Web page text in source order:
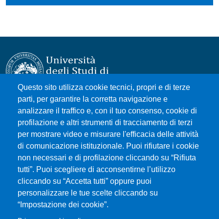
Questo sito utilizza cookie tecnici, propri e di terze
parti, per garantire la corretta navigazione e
analizzare il traffico e, con il tuo consenso, cookie di
profilazione e altri strumenti di tracciamento di terzi
per mostrare video e misurare l'efficacia delle attività
di comunicazione istituzionale. Puoi rifiutare i cookie
non necessari e di profilazione cliccando su “Rifiuta
tutti”. Puoi scegliere di acconsentirne l’utilizzo
cliccando su “Accetta tutti” oppure puoi
personalizzare le tue scelte cliccando su
“Impostazione dei cookie”.
Università degli Studi di Messina
Piazza Pugliatti, 1 - 98122 Messina
Cod. Fiscale 80004070837
P.IVA 00724160833
Centralino: 090 676 1
MENÙ SOCIAL
MENÙ FOOTER 1
Accessibility statement